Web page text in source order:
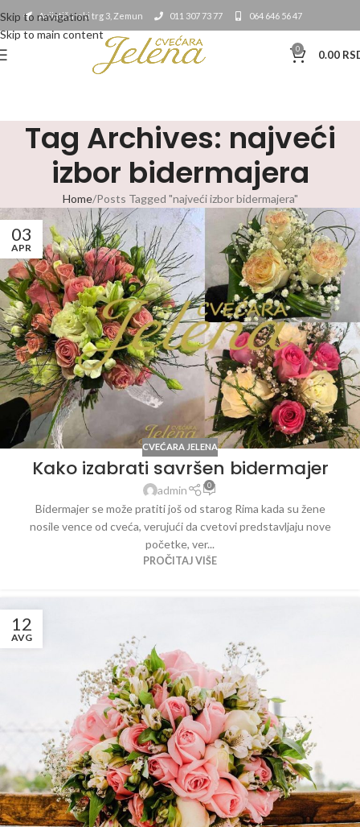
Skip to navigation
Skip to main content
Avijatičarski trg 3, Zemun 011 307 73 77 064 646 56 47
0 0.00
Tag Archives: najveći
izbor bidermajera
Home Posts Tagged "najveći izbor bidermajera"
03
APR
CVEĆARA JELENA
Kako izabrati savršen bidermajer
admin 0
Bidermajer se može pratiti još od starog Rima kada su žene
nosile vence od cveća, verujući da cvetovi predstavljaju nove
početke, ver...
PROČITAJ VIŠE
12
AVG